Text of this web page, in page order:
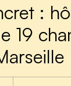
:
19